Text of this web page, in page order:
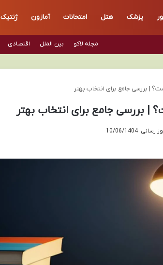
پزشک هتل امتحانات آمازون ژنتیک
مجله لاکو بین الملل اقتصادی
| بررسی جامع برای انتخاب بهتر
بررسی جامع برای انتخاب بهتر
10/06/1404